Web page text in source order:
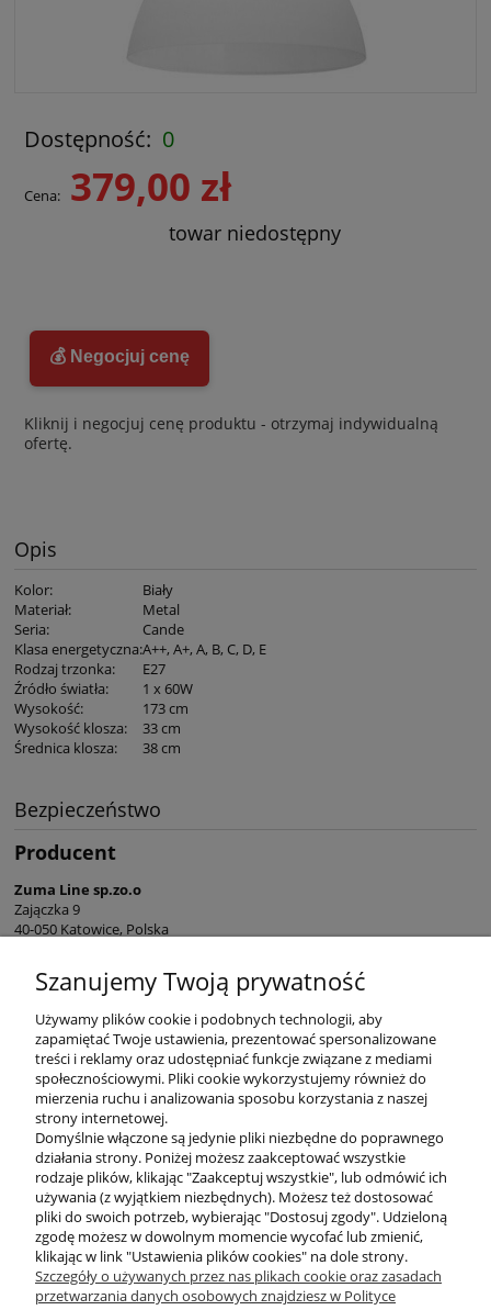
Dostępność: 0
Cena: 379,00 zł
towar niedostępny
💰 Negocjuj cenę
Kliknij i negocjuj cenę produktu - otrzymaj indywidualną
ofertę.
Opis
Kolor:
Biały
Materiał:
Metal
Seria:
Cande
Klasa energetyczna:A++, A+, A, B, C, D, E
Rodzaj trzonka:
E27
Źródło światła:
1 x 60W
Wysokość:
173 cm
Wysokość klosza:
33 cm
Średnica klosza: 38 cm
Bezpieczeństwo
Producent
Zuma Line sp.zo.o
Zajączka 9
40-050 Katowice, Polska
+48 32 730 66 10
KONTAKT
DODATKOWE
MOJE KONTO
Szanujemy Twoją prywatność
Używamy plików cookie i podobnych technologii, aby
zapamiętać Twoje ustawienia, prezentować spersonalizowane
treści i reklamy oraz udostępniać funkcje związane z mediami
społecznościowymi. Pliki cookie wykorzystujemy również do
mierzenia ruchu i analizowania sposobu korzystania z naszej
strony internetowej.
Domyślnie włączone są jedynie pliki niezbędne do poprawnego
działania strony. Poniżej możesz zaakceptować wszystkie
rodzaje plików, klikając "Zaakceptuj wszystkie", lub odmówić ich
używania (z wyjątkiem niezbędnych). Możesz też dostosować
pliki do swoich potrzeb, wybierając "Dostosuj zgody". Udzieloną
zgodę możesz w dowolnym momencie wycofać lub zmienić,
klikając w link "Ustawienia plików cookies" na dole strony.
Szczegóły o używanych przez nas plikach cookie oraz zasadach
przetwarzania danych osobowych znajdziesz w Polityce